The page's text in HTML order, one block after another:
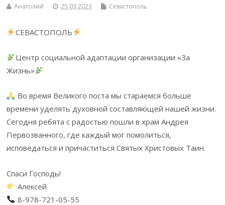
Анатолий 25.03.2023 Севастополь
СЕВАСТОПОЛЬ
Центр социальной адаптации организации «За
Жизнь»
Во время Великого поста мы стараемся больше
времени уделять духовной составляющей нашей жизни.
Сегодня ребята с радостью пошли в храм Андрея
Первозванного, где каждый мог помолиться,
исповедаться и причаститься Святых Христовых Таин.
Спаси Господь!
Алексей
8-978-721-05-55